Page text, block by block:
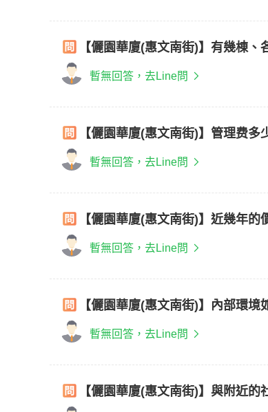
【儷園華廈(惠文南街)】有幾棟
暫無回答，去Line問
【儷園華廈(惠文南街)】管理费
暫無回答，去Line問
【儷園華廈(惠文南街)】近幾年
暫無回答，去Line問
【儷園華廈(惠文南街)】內部環
暫無回答，去Line問
【儷園華廈(惠文南街)】與附近